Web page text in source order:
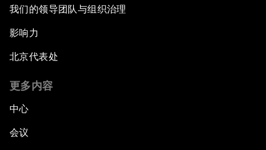
我们的领导团队与组织治理
影响力
北京代表处
更多内容
中心
会议